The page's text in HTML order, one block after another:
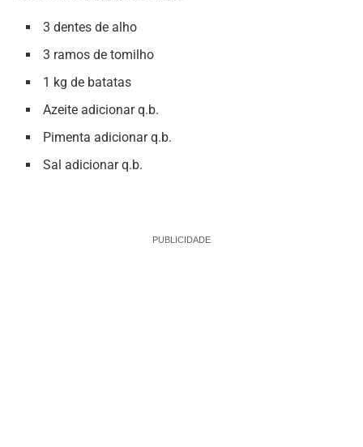
3 dentes de alho
3 ramos de tomilho
1 kg de batatas
Azeite adicionar q.b.
Pimenta adicionar q.b.
Sal adicionar q.b.
PUBLICIDADE